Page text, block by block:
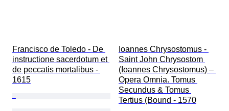
Francisco de Toledo - De
instructione sacerdotum et
de peccatis mortalibus -
1615
Ioannes Chrysostomus -
Saint John Chrysostom
(Ioannes Chrysostomus) –
Opera Omnia. Tomus
Secundus & Tomus
Tertius (Bound - 1570